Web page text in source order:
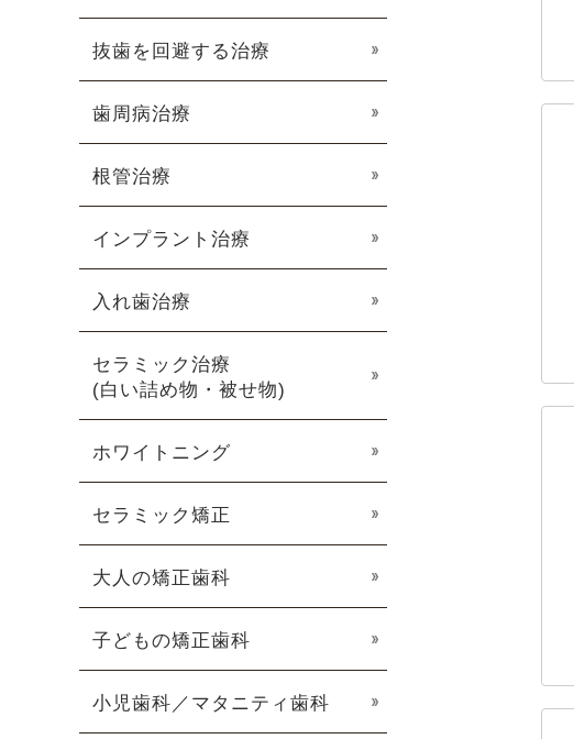
抜歯を回避する治療
歯周病治療
根管治療
インプラント治療
入れ歯治療
セラミック治療
(白い詰め物・被せ物)
ホワイトニング
セラミック矯正
大人の矯正歯科
子どもの矯正歯科
小児歯科／マタニティ歯科